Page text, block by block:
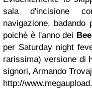
sala d'incisione
navigazione, badando
poichè è l'anno dei
per Saturday night
rarissima) versione di
signori, Armando
http://